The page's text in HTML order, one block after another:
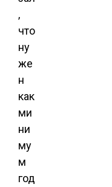
,
что
ну
же
н
как
ми
ни
му
м
год